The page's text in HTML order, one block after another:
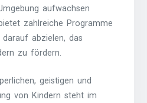
aufwachsen
zahlreiche Programme
abzielen, das
zu fördern.
geistigen und
von Kindern steht im